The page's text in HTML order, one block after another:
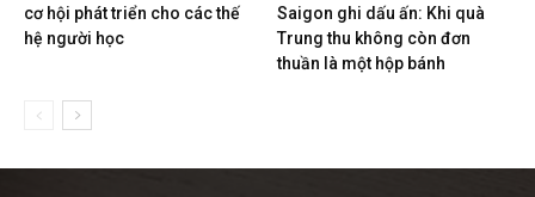
cơ hội phát triển cho các thế
hệ người học
Saigon ghi dấu ấn: Khi quà
Trung thu không còn đơn
thuần là một hộp bánh